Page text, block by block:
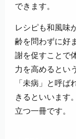
できます。
レシピも和風味
齢を問わずに好
謝を促すことで
力を高めるとい
「未病」と呼
きるといいます
立つ一冊です。